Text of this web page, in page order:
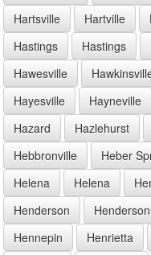
Hartsville
Hartville
Hastings
Hastings
Hawesville
Hayesville
Hayneville
Hazard
Hazlehurst
Hebbronville
Heber
Helena
Helena
Henderson
Henderson
Hennepin
Henrietta